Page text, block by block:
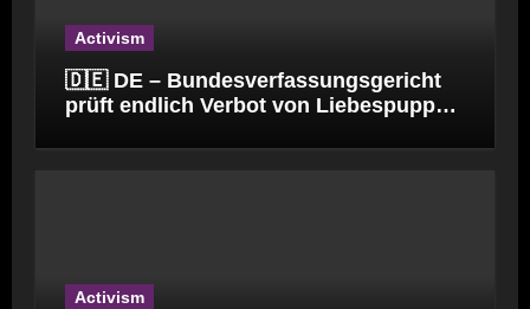
Activism
🇩🇪 DE – Bundesverfassungsgericht
prüft endlich Verbot von Liebespuppen
Activism